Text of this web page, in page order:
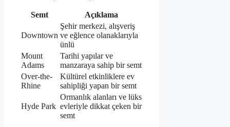
Semt Açıklama
Downtown
Şehir merkezi, alışveriş
ve eğlence olanaklarıyla
ünlü
Mount
Adams
Tarihi yapılar ve
manzaraya sahip bir semt
Over-the-
Rhine
Kültürel etkinliklere ev
sahipliği yapan bir semt
Hyde Park
Ormanlık alanları ve lüks
evleriyle dikkat çeken bir
semt